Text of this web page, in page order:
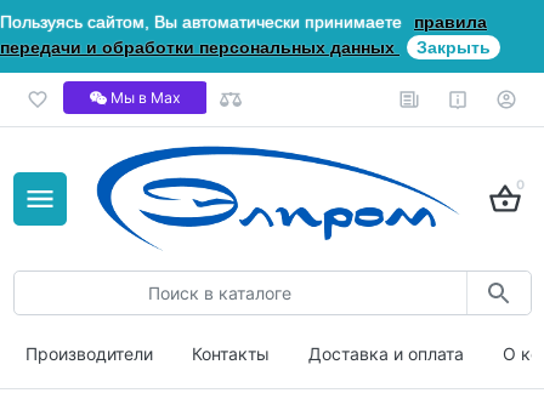
Пользуясь сайтом, Вы автоматически принимаете
правила
передачи и обработки персональных данных
Закрыть
Мы в Мах
0
Производители Контакты Доставка и оплата О